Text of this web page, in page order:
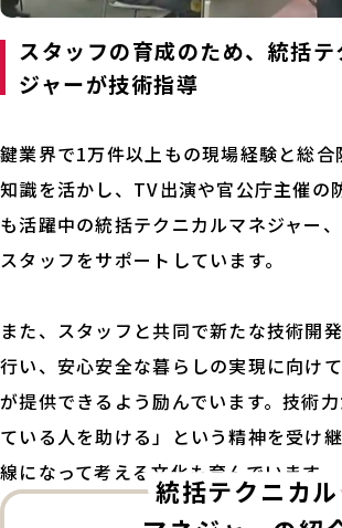
スタッフの育成のため、統括
ジャーが技術指導
鍵業界で1万件以上もの現場経験と総合
知識を活かし、TV出演や官公庁主催の
も活躍中の統括テクニカルマネジャー
スタッフをサポートしています。
また、スタッフと共同で新たな技術開
行い、安心安全な暮らしの実現に向け
が提供できるよう励んでいます。技術
ている人を助ける」という精神を受け
線になって考える文化も育んでいます。
統括テクニカル